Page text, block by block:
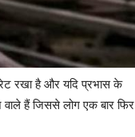
रखा है और यदि प्रभास के
वाले हैं जिससे लोग एक बार फिर